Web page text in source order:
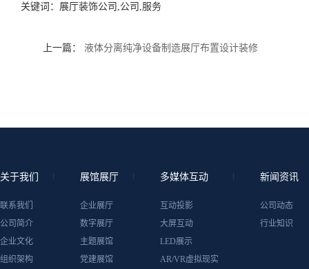
关键词： 展厅装饰公司,公司,服务
上一篇： 液体分离纯净设备制造展厅布置设计装修
关于我们
联系我们
公司简介
企业文化
组织架构
展馆展厅
企业展厅
数字展厅
主题展馆
党建展馆
多媒体互动
互动投影
大屏互动
LED展示
AR/VR虚拟现实
新闻资讯
公司动态
行业知识